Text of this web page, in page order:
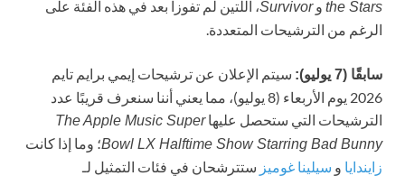
the Stars وSurvivor، اللتين لم تفوزا بعد في هذه الفئة على
الرغم من الترشيحات المتعددة.
سابقًا (7 يوليو):
سيتم الإعلان عن ترشيحات إيمي برايم تايم
2026 يوم الأربعاء (8 يوليو)، مما يعني أننا سنعرف قريبًا عدد
الترشيحات التي ستحصل عليهاThe Apple Music Super
Bowl LX Halftime Show Starring Bad Bunny؛ وما إذا كانت
زايندايا و سيلينا غوميز ستترشحان في فئات التمثيل لـ